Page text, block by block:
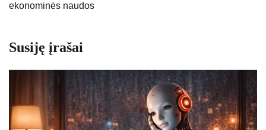
ekonominės naudos
Susiję įrašai